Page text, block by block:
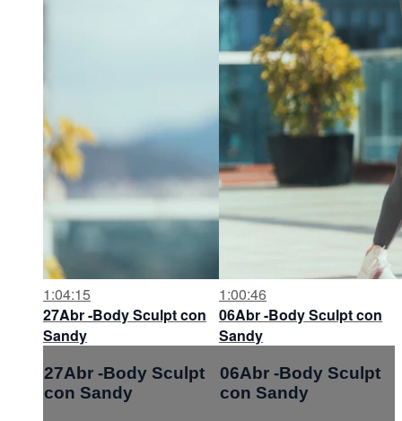
1:04:15
27Abr -Body Sculpt con
Sandy
27Abr -Body Sculpt
con Sandy
1:00:46
06Abr -Body Sculpt con
Sandy
06Abr -Body Sculpt
con Sandy